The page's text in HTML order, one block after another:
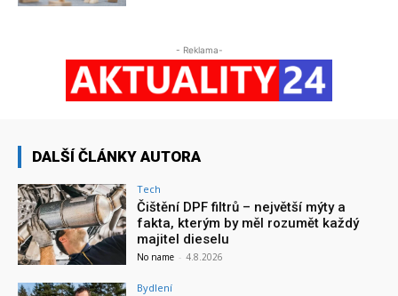
- Reklama-
DALŠÍ ČLÁNKY AUTORA
Tech
Čištění DPF filtrů – největší mýty a
fakta, kterým by měl rozumět každý
majitel dieselu
No name - 4.8.2026
Bydlení